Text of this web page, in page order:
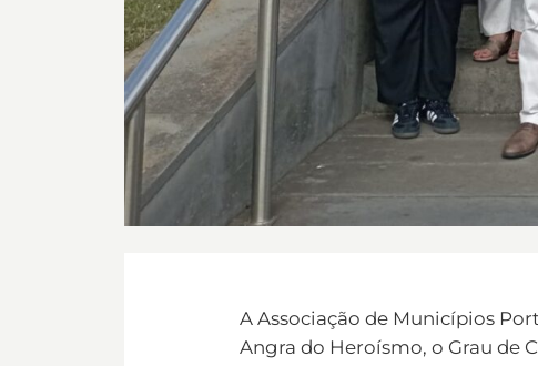
A Associação de Municípios
Angra do Heroísmo, o Grau de